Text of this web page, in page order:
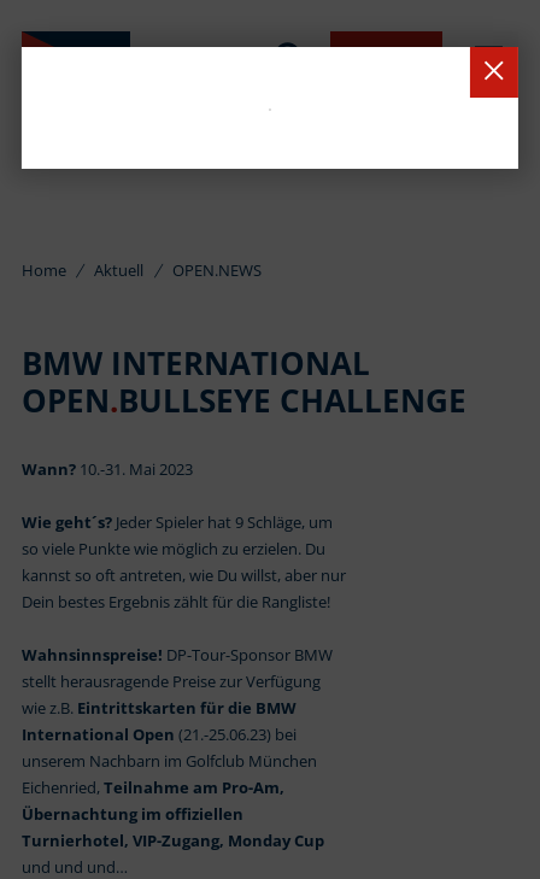
Home Aktuell OPEN.NEWS
BMW INTERNATIONAL
OPEN.BULLSEYE CHALLENGE
Wann? 10.-31. Mai 2023
Wie geht´s? Jeder Spieler hat 9 Schläge, um
so viele Punkte wie möglich zu erzielen. Du
kannst so oft antreten, wie Du willst, aber nur
Dein bestes Ergebnis zählt für die Rangliste!
Wahnsinnspreise! DP-Tour-Sponsor BMW
stellt herausragende Preise zur Verfügung
wie z.B. Eintrittskarten für die BMW
International Open (21.-25.06.23) bei
unserem Nachbarn im Golfclub München
Eichenried, Teilnahme am Pro-Am,
Übernachtung im offiziellen
Turnierhotel, VIP-Zugang, Monday Cup
und und und…